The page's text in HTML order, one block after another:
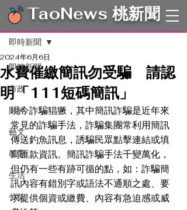
TaoNews 桃新聞
文章
即時新聞
市政
財經
藝文
教育
生活
公益
即時新聞
水費催繳簡訊勿受騙 請認
明「111短碼簡訊」
2024年6月6日
現今詐騙猖獗，其中簡訊詐騙是近年來
常見的詐騙手法，詐騙集團常利用簡訊
傳送釣魚訊息，誘騙民眾點擊連結或填
寫匯款資訊。簡訊詐騙手法千變萬化，
但仍有一些有跡可循的點，如：詐騙簡
訊內容有錯別字或語法不通順之處、要
求提供個資或繳費、內容有急迫感或威